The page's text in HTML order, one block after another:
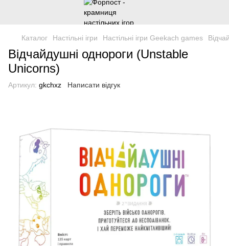
Каталог Настільні ігри Настільні ігри Geekach games
Відчайдушні однороги (Unstable
Unicorns)
Артикул: gkchxz Написати відгук